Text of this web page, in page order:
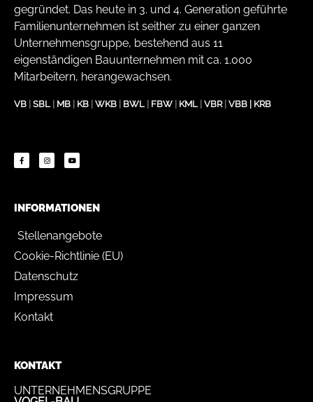
gegründet. Das heute in 3. und 4. Generation geführte
Familienunternehmen ist seither zu einer ganzen
Unternehmensgruppe, bestehend aus 11
eigenständigen Bauunternehmen mit ca. 1.000
Mitarbeitern, herangewachsen.
VB SBL MB KB WKB BWL FBW KML VBR| VBB KRB
INFORMATIONEN
Stellenangebote
Cookie-Richtlinie (EU)
Datenschutz
Impressum
Kontakt
KONTAKT
UNTERNEHMENSGRUPPE